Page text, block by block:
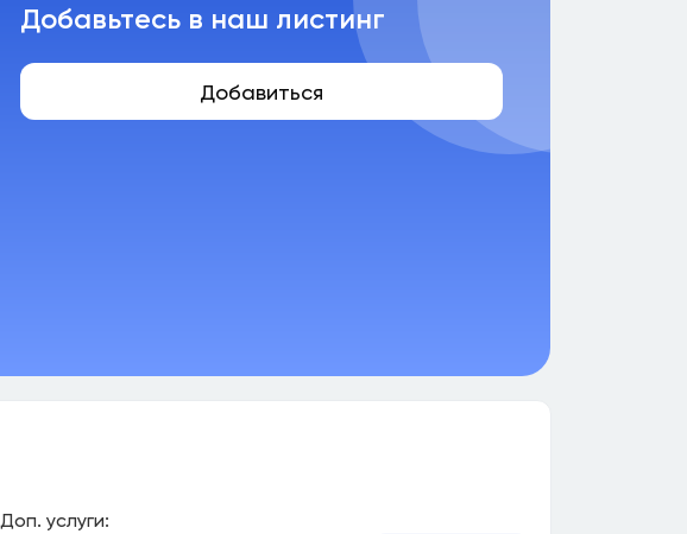
Добавьтесь в наш листинг
Добавиться
Доп. услуги: